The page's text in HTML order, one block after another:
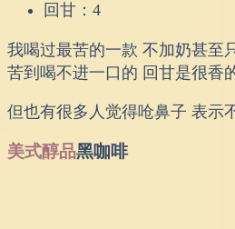
回甘：4
我喝过最苦的一款 不加奶甚至
苦到喝不进一口的 回甘是很香
但也有很多人觉得呛鼻子 表示
美式醇品黑咖啡